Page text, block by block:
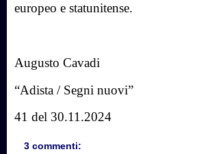
europeo e statunitense.
Augusto Cavadi
“Adista / Segni nuovi”
41 del 30.11.2024
3 commenti: